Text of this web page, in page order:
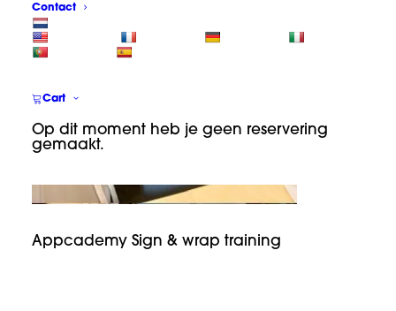
Contact
Cart
Op dit moment heb je geen reservering
gemaakt.
Appcademy Sign & wrap training